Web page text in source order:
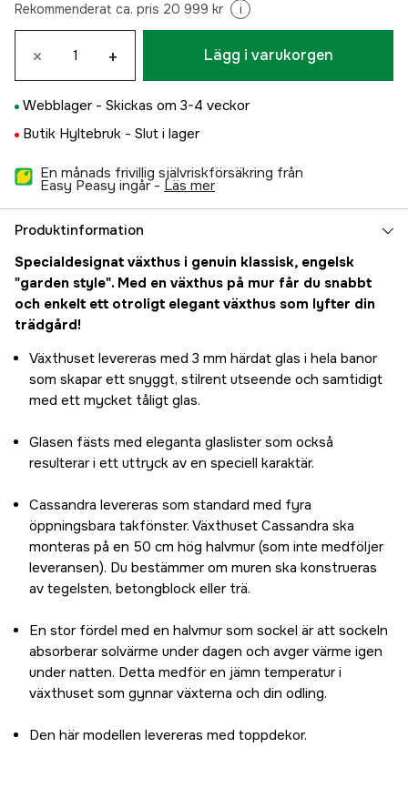
Rekommenderat ca. pris 20 999 kr i
× + Lägg i varukorgen
Webblager - Skickas om 3-4 veckor
Butik Hyltebruk - Slut i lager
En månads frivillig självriskförsäkring från
Easy Peasy ingår - läs mer
Produktinformation
Specialdesignat växthus i genuin klassisk, engelsk
"garden style". Med en växthus på mur får du snabbt
och enkelt ett otroligt elegant växthus som lyfter din
trädgård!
Växthuset levereras med 3 mm härdat glas i hela banor
som skapar ett snyggt, stilrent utseende och samtidigt
med ett mycket tåligt glas.
Glasen fästs med eleganta glaslister som också
resulterar i ett uttryck av en speciell karaktär.
Cassandra levereras som standard med fyra
öppningsbara takfönster. Växthuset Cassandra ska
monteras på en 50 cm hög halvmur (som inte medföljer
leveransen). Du bestämmer om muren ska konstrueras
av tegelsten, betongblock eller trä.
En stor fördel med en halvmur som sockel är att sockeln
absorberar solvärme under dagen och avger värme igen
under natten. Detta medför en jämn temperatur i
växthuset som gynnar växterna och din odling.
Den här modellen levereras med toppdekor.